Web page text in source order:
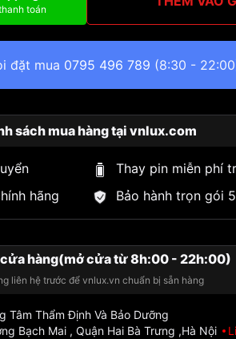
toán
đặt mua 0795 496 789 (8:30 -
sách mua hàng tại vnlux.com
Thay pin miễn phí
hãng
Bảo hành trọn gói
hàng(mở cửa từ 8h:00 - 22h:00)
liên hệ trước để vnlux.vn chuẩn bị sẵn hàng
Tâm Thẩm Định Và Bảo Dưỡng
Bạch Mai , Quận Hai Bà Trưng ,Hà Nội